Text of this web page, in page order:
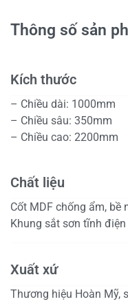
Thông số sản
Kích thước
– Chiều dài: 1000mm
– Chiều sâu: 350mm
– Chiều cao: 2200mm
Chất liệu
Cốt MDF chống ẩm, bề
Khung sắt sơn tĩnh điện
Xuất xứ
Thương hiệu Hoàn Mỹ,